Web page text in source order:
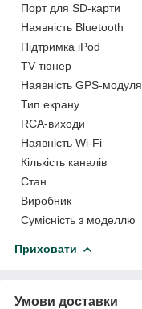
Порт для SD-карти
Наявність Bluetooth
Підтримка iPod
TV-тюнер
Наявність GPS-модуля
Тип екрану
RCA-виходи
Наявність Wi-Fi
Кількість каналів
Стан
Виробник
Сумісність з моделлю
Приховати
Умови доставки